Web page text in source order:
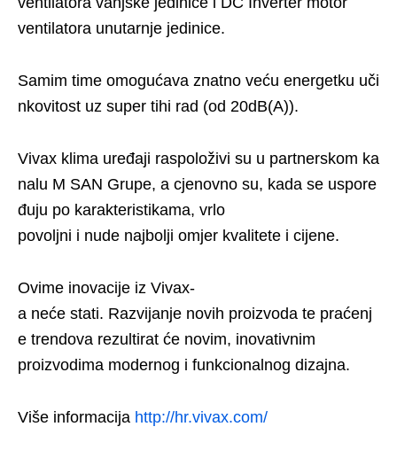
ventilatora unutarnje jedinice.
Samim time omogućava znatno veću energetku uči
nkovitost uz super tihi rad (od 20dB(A)).
Vivax klima uređaji raspoloživi su u partnerskom ka
nalu M SAN Grupe, a cjenovno su, kada se uspore
đuju po karakteristikama, vrlo
povoljni i nude najbolji omjer kvalitete i cijene.
Ovime inovacije iz Vivax-
a neće stati. Razvijanje novih proizvoda te praćenj
e trendova rezultirat će novim, inovativnim
proizvodima modernog i funkcionalnog dizajna.
Više informacija http://hr.vivax.com/